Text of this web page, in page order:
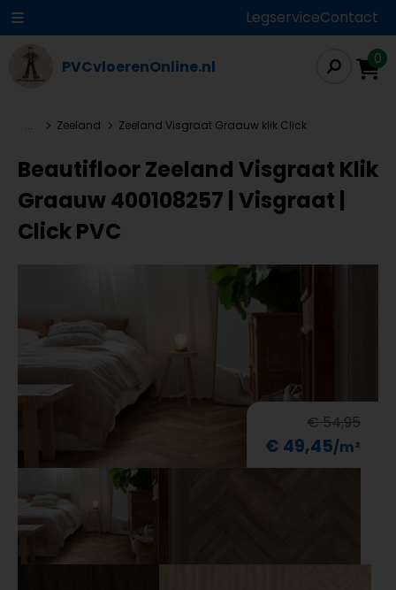
LegserviceContact
PVCvloerenOnline.nl 0
... Zeeland Zeeland Visgraat Graauw klik Click
Beautifloor Zeeland Visgraat Klik
Graauw 400108257 | Visgraat |
Click PVC
€ 54,95
€ 49,45